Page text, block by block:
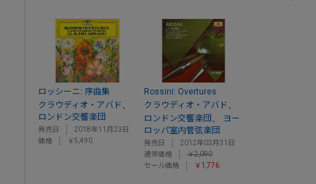
ロッシーニ: 序曲集
クラウディオ・アバド
ロンドン交響楽団
発売日
2018年11月23日
価格
￥5,490
Rossini: Overtures
クラウディオ・アバド
ロンドン交響楽団
ヨー
ロッパ室内管弦楽団
発売日
2012年03月31日
通常価格
￥2,090
セール価格
￥1,776